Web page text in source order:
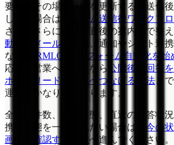
要ならその場で状態を更新する。送信
したい場合は
フォーム送信後ワークフロ
さい。さらに、送信直後の案内まで整え
動返信メール例文集
、通知やシート連
なら
FORMLOVAでフォーム自動化を始
応じて営業へつなぐなら 公開後の回答
ホットリードを営業へつなげる方法 ま
運用はかなり軽くなります。
全体の件数、公開状態、直近の回答状況
携の状態を一度に見たい場合は、
今の
画面で確認する方法へ進んでください